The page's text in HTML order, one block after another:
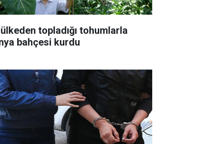
topladığı tohumlarla
bahçesi kurdu